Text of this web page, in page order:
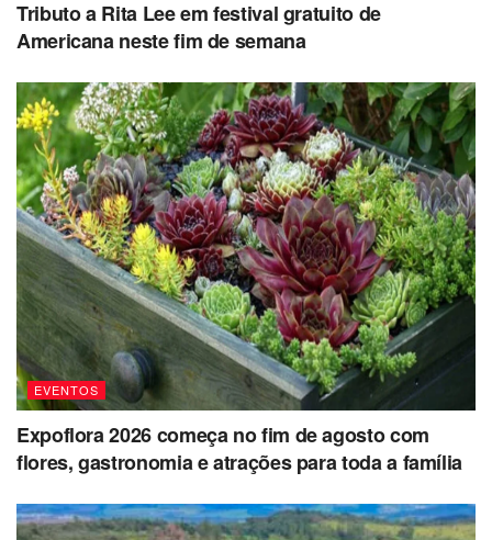
Tributo a Rita Lee em festival gratuito de
Americana neste fim de semana
EVENTOS
Expoflora 2026 começa no fim de agosto com
flores, gastronomia e atrações para toda a família